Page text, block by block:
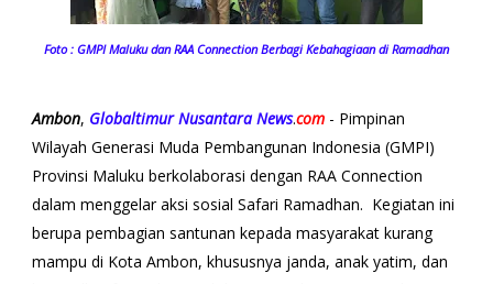
Foto : GMPI Maluku dan RAA Connection Berbagi Kebahagiaan di Ramadhan
Ambon, Globaltimur Nusantara News.com- Pimpinan
Wilayah Generasi Muda Pembangunan Indonesia (GMPI)
Provinsi Maluku berkolaborasi dengan RAA Connection
dalam menggelar aksi sosial Safari Ramadhan. Kegiatan ini
berupa pembagian santunan kepada masyarakat kurang
mampu di Kota Ambon, khususnya janda, anak yatim, dan